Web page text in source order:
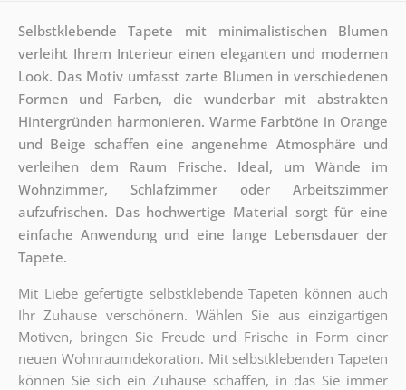
Selbstklebende Tapete mit minimalistischen Blumen
verleiht Ihrem Interieur einen eleganten und modernen
Look. Das Motiv umfasst zarte Blumen in verschiedenen
Formen und Farben, die wunderbar mit abstrakten
Hintergründen harmonieren. Warme Farbtöne in Orange
und Beige schaffen eine angenehme Atmosphäre und
verleihen dem Raum Frische. Ideal, um Wände im
Wohnzimmer, Schlafzimmer oder Arbeitszimmer
aufzufrischen. Das hochwertige Material sorgt für eine
einfache Anwendung und eine lange Lebensdauer der
Tapete.
Mit Liebe gefertigte selbstklebende Tapeten können auch
Ihr Zuhause verschönern. Wählen Sie aus einzigartigen
Motiven, bringen Sie Freude und Frische in Form einer
neuen Wohnraumdekoration. Mit selbstklebenden Tapeten
können Sie sich ein Zuhause schaffen, in das Sie immer